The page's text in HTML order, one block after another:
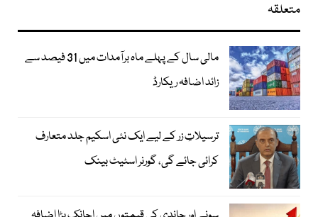
متعلقہ
مالی سال کے پہلے ماہ برآمدات میں 31 فیصد سے
زائد اضافہ ریکارڈ
ترسیلاتِ زر کے لیے ایک نئی اسکیم جلد متعارف
کرائی جائے گی، گورنر اسٹیٹ بینک